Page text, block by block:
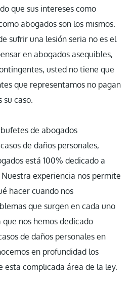
que sus intereses como
abogados son los mismos.
sufrir una lesión seria no es el
en abogados asequibles,
usted no tiene que
que representamos no pagan
su caso.
de abogados
de daños personales,
está 100% dedicado a
experiencia nos permite
hacer cuando nos
que surgen en cada uno
nos hemos dedicado
de daños personales en
en profundidad los
esta complicada área de la ley.